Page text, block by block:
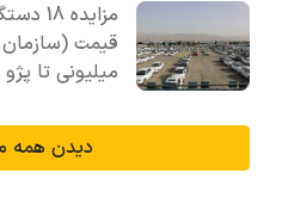
میلیونی تا پژو پارس
دیدن همه